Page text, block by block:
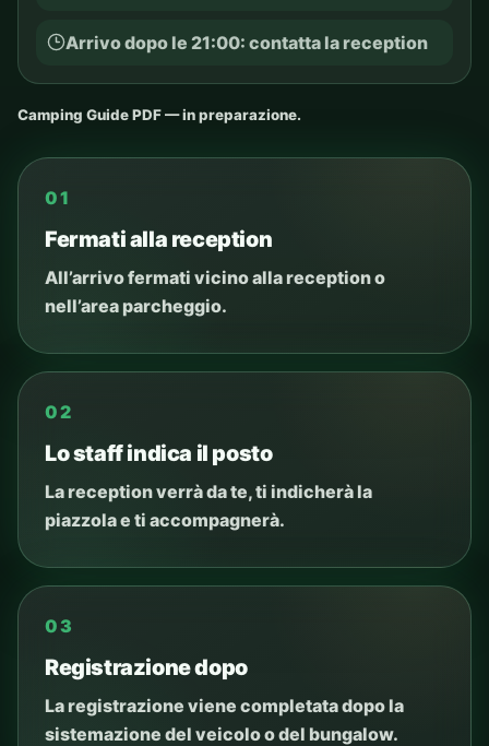
Arrivo dopo le 21:00: contatta la reception
Camping Guide PDF — in preparazione.
01
Fermati alla reception
All’arrivo fermati vicino alla reception o
nell’area parcheggio.
02
Lo staff indica il posto
La reception verrà da te, ti indicherà la
piazzola e ti accompagnerà.
03
Registrazione dopo
La registrazione viene completata dopo la
sistemazione del veicolo o del bungalow.